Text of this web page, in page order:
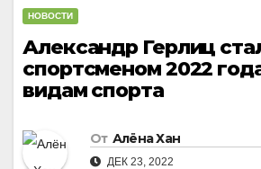
НОВОСТИ
Александр Герлиц
спортсменом 2022
видам спорта
От Алёна Хан
ДЕК 23, 2022